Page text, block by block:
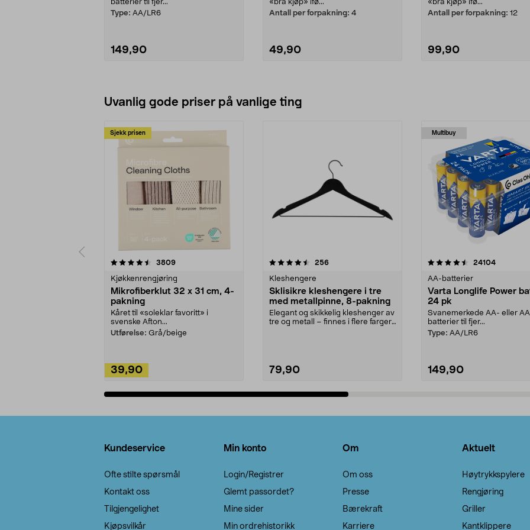
batterier til fjer...
Type: AA/LR6
149,90
«bra kjøp» ifø...
Antall per forpakning: 4
49,90
«bra kjøp» ifø...
Antall per forpakning: 12
99,90
Uvanlig gode priser på vanlige ting
Sjekk prisen
3809anmeldelser
Kjøkkenrengjøring
Mikrofiberklut 32 x 31 cm, 4-
pakning
Kåret til «soleklar favoritt» i
svenske Afton...
Utførelse: Grå/beige
39,90
4.5av 5 stjerner 256anmeldelser
Kleshengere
Sklisikre kleshengere i tre
med metallpinne, 8-pakning
Elegant og skikkelig kleshenger av
tre og metall – finnes i flere farger.
79,90
Multibuy
4.5av 5 stjerner 24104
AA-batterier
Varta Longlife Power
24 pk
Svanemerkede AA- eller
batterier til fjer...
Type: AA/LR6
149,90
4.5av 5 stjerner
Kundeservice
Ofte stilte spørsmål
Kontakt oss
Tilgjengelighet
Kjøpsvilkår
Min konto
Login/Registrer
Glemt passordet?
Mine sider
Min ordrehistorikk
Om
Om oss
Presse
Bærekraft
Karriere
Aktuelt
Høytrykkspylere
Rengjøring
Griller
Kantklippere